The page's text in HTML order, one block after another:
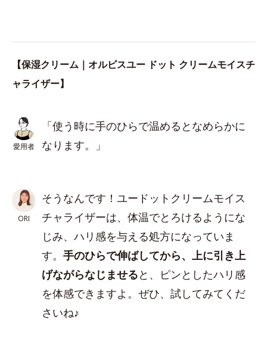
【保湿クリーム｜オルビスユー ドット クリームモイスチ
ャライザー】
愛用者
「使う時に手のひらで温めるとなめらかに
なります。」
ORI
そうなんです！ユードットクリームモイス
チャライザーは、体温でとろけるようにな
じみ、ハリ感を与える処方になっていま
す。 手のひらで伸ばしてから、上に引き上
げながらなじませると、ピンとしたハリ感
を体感できますよ。ぜひ、試してみてくだ
さいね♪